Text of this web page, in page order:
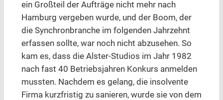
ein Großteil der Aufträge nicht mehr nach
Hamburg vergeben wurde, und der Boom, der
die Synchronbranche im folgenden Jahrzehnt
erfassen sollte, war noch nicht abzusehen. So
kam es, dass die Alster-Studios im Jahr 1982
nach fast 40 Betriebsjahren Konkurs anmelden
mussten. Nachdem es gelang, die insolvente
Firma kurzfristig zu sanieren, wurde sie von dem